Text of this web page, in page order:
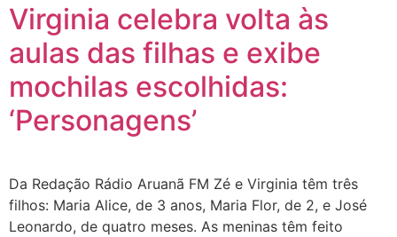
Virginia celebra volta às
aulas das filhas e exibe
mochilas escolhidas:
‘Personagens’
Da Redação Rádio Aruanã FM Zé e Virginia têm três
filhos: Maria Alice, de 3 anos, Maria Flor, de 2, e José
Leonardo, de quatro meses. As meninas têm feito